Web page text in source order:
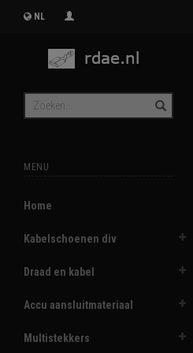
NL
MENU
Home
Kabelschoenen div
Draad en kabel
Accu aansluitmateriaal
Multistekkers